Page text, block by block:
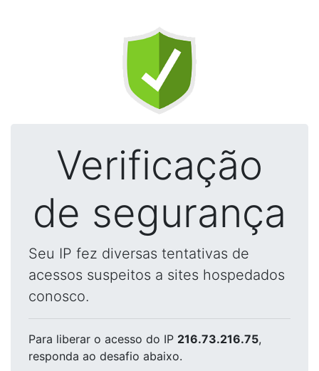
Verificação
de segurança
Seu IP fez diversas tentativas de
acessos suspeitos a sites hospedados
conosco.
Para liberar o acesso do IP 216.73.216.75,
responda ao desafio abaixo.